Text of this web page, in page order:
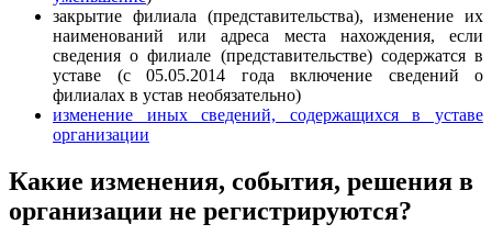
закрытие филиала (представительства), изменение их
наименований или адреса места нахождения, если
сведения о филиале (представительстве) содержатся в
уставе (с 05.05.2014 года включение сведений о
филиалах в устав необязательно)
изменение иных сведений, содержащихся в уставе
организации
Какие изменения, события, решения в
организации не регистрируются?